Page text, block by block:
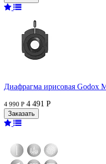
Диафрагма ирисовая Godox
4 990 Р 4 491 Р